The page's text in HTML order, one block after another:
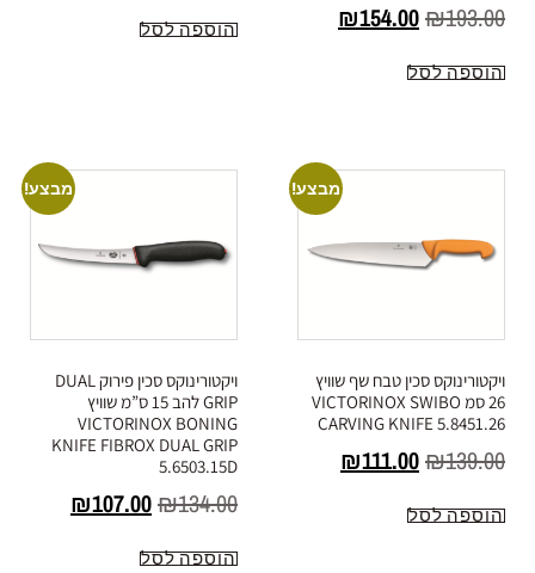
₪193.00
₪154.00
הוספה לסל
הוספה לסל
מבצע!
ויקטורינוקס סכין טבח שף שוויץ
26 סמ VICTORINOX SWIBO
CARVING KNIFE 5.8451.26
₪139.00
₪111.00
הוספה לסל
מבצע!
ויקטורינוקס סכין פירוק DUAL
GRIP להב 15 ס”מ שוויץ
VICTORINOX BONING
KNIFE FIBROX DUAL GRIP
5.6503.15D
₪134.00
₪107.00
הוספה לסל